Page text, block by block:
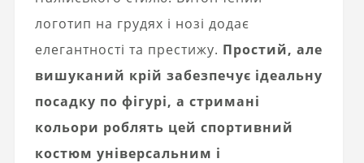
логотип на грудях і нозі додає
елегантності та престижу. Простий, але
вишуканий крій забезпечує ідеальну
посадку по фігурі, а стримані
кольори роблять цей спортивний
костюм універсальним і